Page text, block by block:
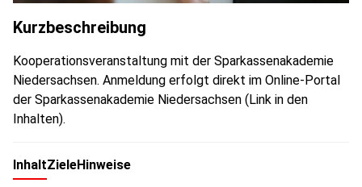
Kurzbeschreibung
Kooperationsveranstaltung mit der Sparkassenakademie
Niedersachsen. Anmeldung erfolgt direkt im Online-Portal
der Sparkassenakademie Niedersachsen (Link in den
Inhalten).
InhaltZieleHinweise